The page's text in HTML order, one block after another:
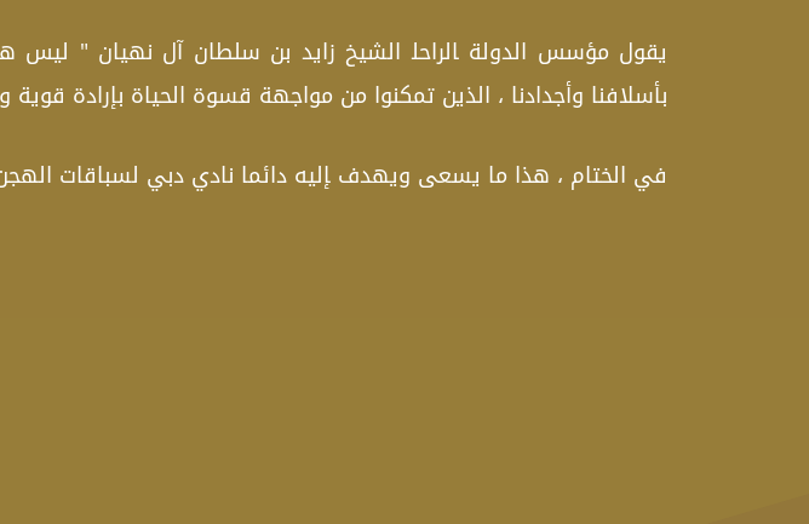
يقول مؤسس الدولة ‍الراحل‍ الشيخ زايد بن سلطان آل نهيان " ليس
بأسلافنا وأجدادنا ، الذين تمكنوا من مواجهة قسوة الحياة بإرادة
في الختام ، هذا ما يسعى ويهدف ‍إليه دائما نادي دبي لسباقات